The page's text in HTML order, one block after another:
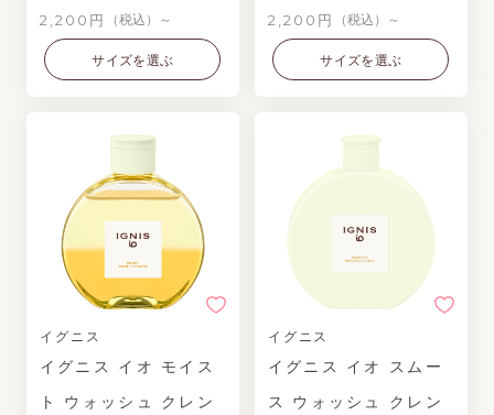
2,200円 （税込）～
サイズを選ぶ
2,200円 （税込）～
サイズを選ぶ
イグニス
イグニス イオ モイス
ト ウォッシュ クレン
イグニス
イグニス イオ スムー
ス ウォッシュ クレン